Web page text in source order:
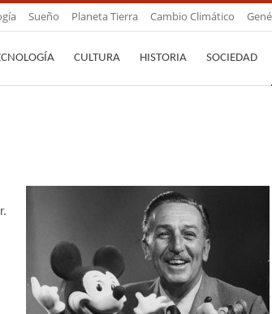
Sueño Planeta Tierra Cambio Climático
CULTURA HISTORIA SOCIEDAD